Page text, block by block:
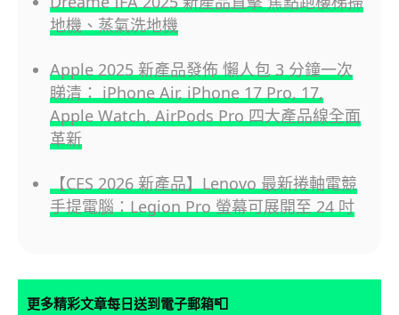
地機、蒸氣洗地機
Apple 2025 新產品發佈 懶人包 3 分鐘一次
睇清： iPhone Air, iPhone 17 Pro, 17,
Apple Watch, AirPods Pro 四大產品線全面
革新
【CES 2026 新產品】Lenovo 最新捲軸電競
手提電腦：Legion Pro 螢幕可展開至 24 吋
更多精彩文章每日送到電子郵箱📮